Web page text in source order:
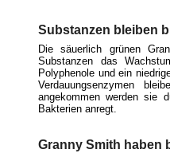
Substanzen bleiben
Die säuerlich grünen
Substanzen das
Polyphenole und ein
Verdauungsenzymen
angekommen werden sie
Bakterien anregt.
Granny Smith haben